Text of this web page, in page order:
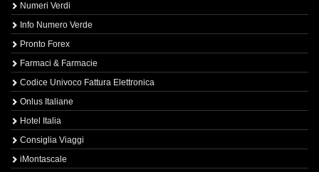
Numeri Verdi
Info Numero Verde
Pronto Forex
Farmaci & Farmacie
Codice Univoco Fattura Elettronica
Onlus Italiane
Hotel Italia
Consiglia Viaggi
iMontascale